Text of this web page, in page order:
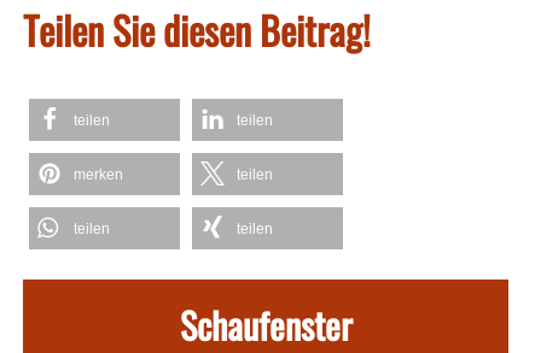
Teilen Sie diesen Beitrag!
teilen teilen
merken teilen
teilen teilen
Schaufenster